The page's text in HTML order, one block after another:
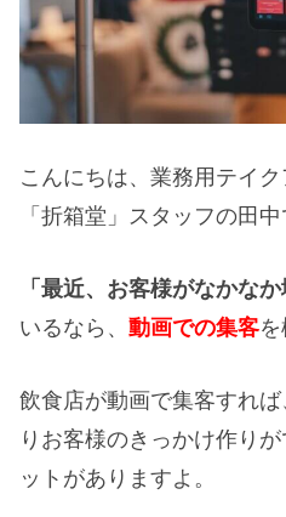
こんにちは、業務用テイ
「折箱堂」スタッフの田中
「最近、お客様がなかな
いるなら、 動画での集客
飲食店が動画で集客すれ
りお客様のきっかけ作り
ットがありますよ。